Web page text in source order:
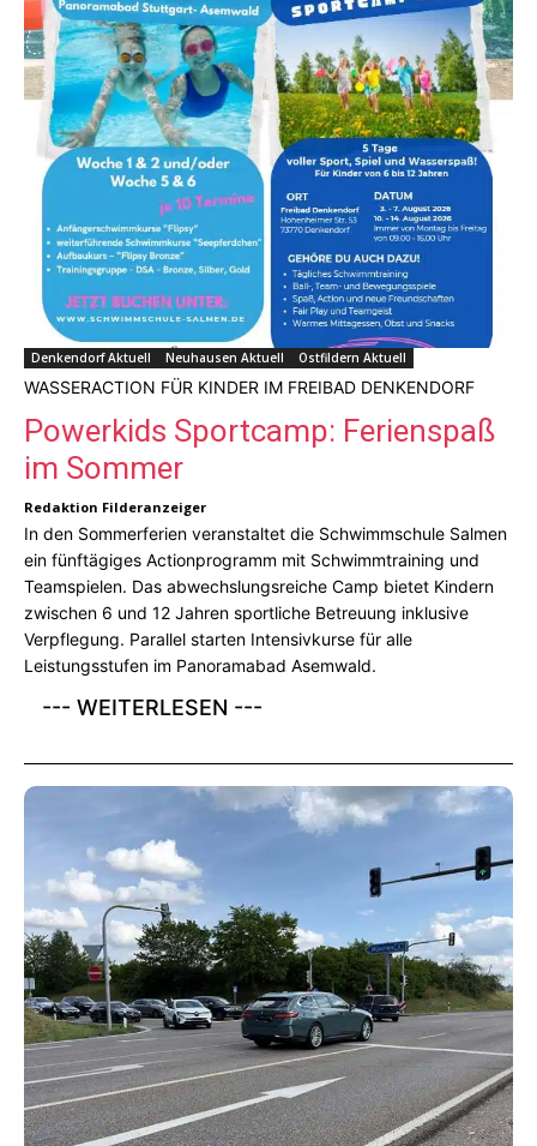
Denkendorf Aktuell Neuhausen Aktuell Ostfildern Aktuell
WASSERACTION FÜR KINDER IM FREIBAD DENKENDORF
Powerkids Sportcamp: Ferienspaß
im Sommer
Redaktion Filderanzeiger
In den Sommerferien veranstaltet die Schwimmschule Salmen
ein fünftägiges Actionprogramm mit Schwimmtraining und
Teamspielen. Das abwechslungsreiche Camp bietet Kindern
zwischen 6 und 12 Jahren sportliche Betreuung inklusive
Verpflegung. Parallel starten Intensivkurse für alle
Leistungsstufen im Panoramabad Asemwald.
--- WEITERLESEN ---